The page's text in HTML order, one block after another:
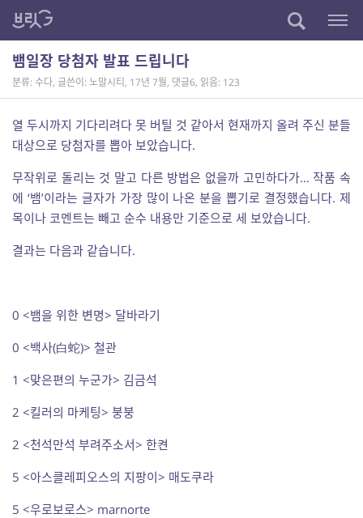
뱀일장 당첨자 발표 드립니다
분류: 수다, 글쓴이: 노말시티 , 17년 7월, 댓글6, 읽음: 123
열 두시까지 기다리려다 못 버틸 것 같아서 현재까지 올려 주신 분들
대상으로 당첨자를 뽑아 보았습니다.
무작위로 돌리는 것 말고 다른 방법은 없을까 고민하다가… 작품 속
에 ‘뱀’이라는 글자가 가장 많이 나온 분을 뽑기로 결정했습니다. 제
목이나 코멘트는 빼고 순수 내용만 기준으로 세 보았습니다.
결과는 다음과 같습니다.
0 <뱀을 위한 변명> 달바라기
0 <백사(白蛇)> 철관
1 <맞은편의 누군가> 김금석
2 <킬러의 마케팅> 붕붕
2 <천석만석 부려주소서> 한켠
5 <아스클레피오스의 지팡이> 매도쿠라
5 <우로보로스> marnorte